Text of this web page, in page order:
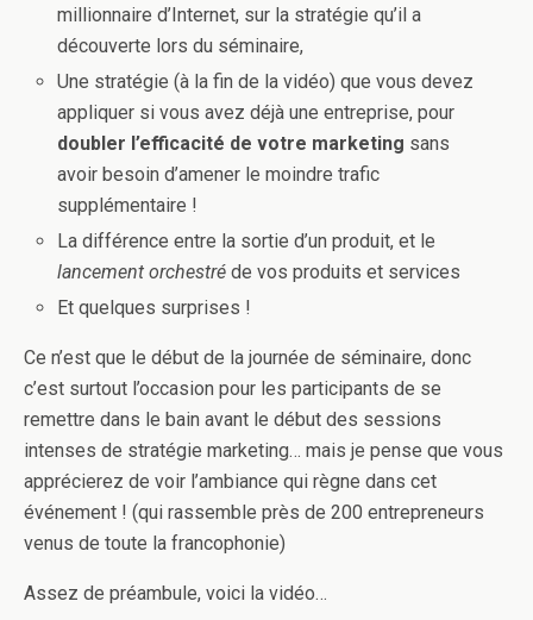
millionnaire d’Internet, sur la stratégie qu’il a
découverte lors du séminaire,
Une stratégie (à la fin de la vidéo) que vous devez
appliquer si vous avez déjà une entreprise, pour
doubler l’efficacité de votre marketing sans
avoir besoin d’amener le moindre trafic
supplémentaire !
La différence entre la sortie d’un produit, et le
lancement orchestréde vos produits et services
Et quelques surprises !
Ce n’est que le début de la journée de séminaire, donc
c’est surtout l’occasion pour les participants de se
remettre dans le bain avant le début des sessions
intenses de stratégie marketing… mais je pense que vous
apprécierez de voir l’ambiance qui règne dans cet
événement ! (qui rassemble près de 200 entrepreneurs
venus de toute la francophonie)
Assez de préambule, voici la vidéo…